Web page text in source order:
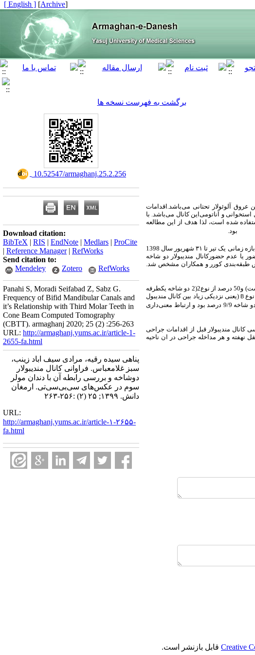
[
Archive
]
[ English ]
برگشت به فهرست نسخه ها
آلوئولار تحتانی می‌باشد.اقدامات
استخوانی و آناتومی‌این کانال می‌باشد. با
شده است، لذا هدف از این مطالعه
بود.
101 بیمار که در بازه زمانی یک تیر تا ۳۱ شهریور سال 1398
عدم حضورکانال مندیبولار دو شاخه
طبقه‌بندی کورر و همکاران مشخص شد.
نتایج نشان 50 درصد موارد شناسایی شده از نوع1 (1دو شاخه یکطرفه که تا مولر سوم یا اطراف کشیده شده است) و50 درصد از نوع2(2 دو شاخه یکطرفه
B(یعنی نزدیکی زیاد بین کانال مندیبول
کانال مندیبولار دو شاخه 9/9 درصد بود و ارتباط معنی‌داری
کانال مندیبولار قبل از اقدامات جراحی
نهفته و هر مداخله جراحی در ان ناحیه
‎ 10.52547/armaghanj.25.2.256
Download citation:
BibTeX | RIS | EndNote | Medlars | ProCite
| Reference Manager| RefWorks
Send citation to:
Mendeley
Zotero RefWorks
Panahi S, Moradi Seifabad Z, Sabz G.
Frequency of Bifid Mandibular Canals and
it’s Relationship with Third Molar Teeth in
Cone Beam Computed Tomography
(CBTT). armaghanj 2020; 25 (2) :256-263
URL: http://armaghanj.yums.ac.ir/article-1-
2655-fa.html
پناهی سیده رقیه، مرادی سیف اباد زینب،
سبز غلامعباس. فراوانی کانال مندیبولار
دوشاخه و بررسی رابطه آن با دندان مولر
سوم در عکس‌های سی‌بی‌سی‌تی. ارمغان
دانش. ۱۳۹۹; ۲۵ (۲) :۲۵۶-۲۶۳
URL:
http://armaghanj.yums.ac.ir/article-۱-۲۶۵۵-
fa.html
Creative قابل بازنشر است.